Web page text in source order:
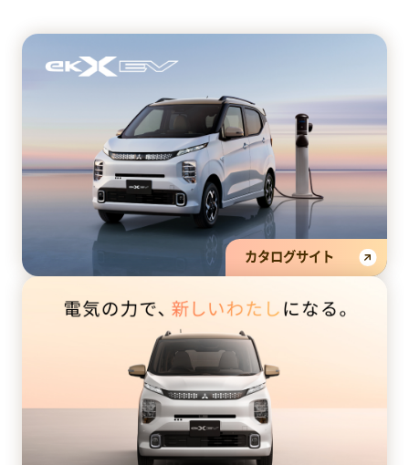
カタログサイト